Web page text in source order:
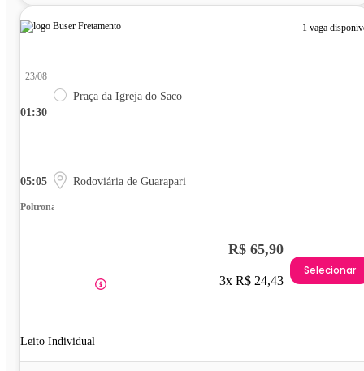
1 vaga
01:30
23/08
Praça da Igreja do Saco
05:05 Rodoviária de Guarapari
Poltrona
Leito Individual
R$ 65,90
3x R$ 24,43
Selecionar